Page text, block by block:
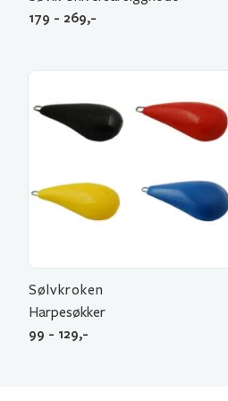
179 - 269,-
Sølvkroken
Harpesøkker
99 - 129,-